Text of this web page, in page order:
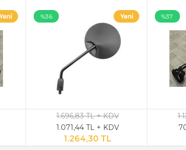
%36
1.696,83 TL + KDV
1.071,44 TL + KDV
1.264,30 TL
%37